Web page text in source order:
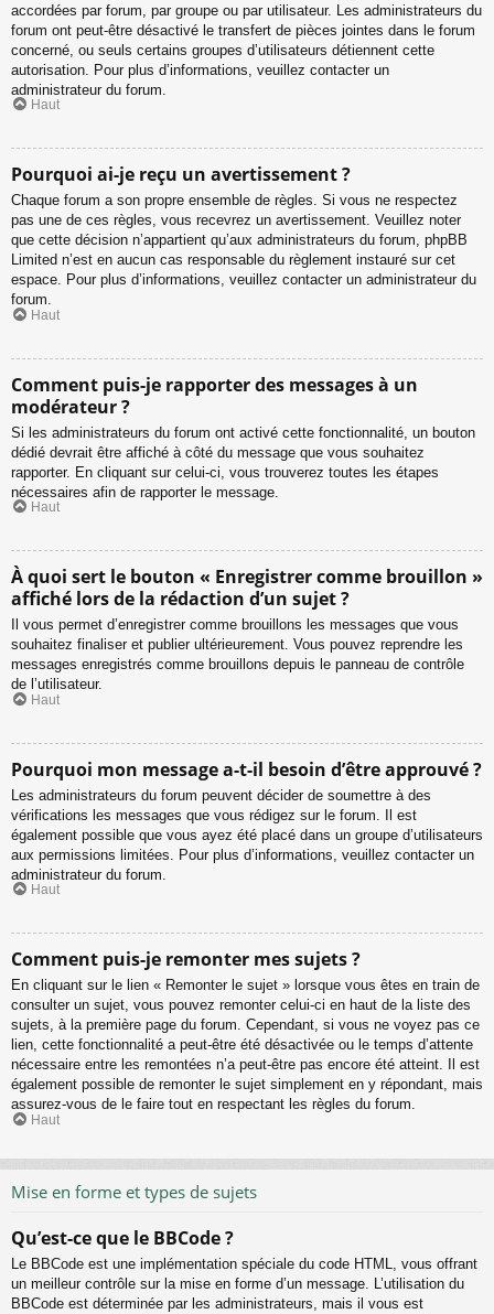
accordées par forum, par groupe ou par utilisateur. Les administrateurs du
forum ont peut-être désactivé le transfert de pièces jointes dans le forum
concerné, ou seuls certains groupes d’utilisateurs détiennent cette
autorisation. Pour plus d’informations, veuillez contacter un
administrateur du forum.
Haut
Pourquoi ai-je reçu un avertissement ?
Chaque forum a son propre ensemble de règles. Si vous ne respectez
pas une de ces règles, vous recevrez un avertissement. Veuillez noter
que cette décision n’appartient qu’aux administrateurs du forum, phpBB
Limited n’est en aucun cas responsable du règlement instauré sur cet
espace. Pour plus d’informations, veuillez contacter un administrateur du
forum.
Haut
Comment puis-je rapporter des messages à un
modérateur ?
Si les administrateurs du forum ont activé cette fonctionnalité, un bouton
dédié devrait être affiché à côté du message que vous souhaitez
rapporter. En cliquant sur celui-ci, vous trouverez toutes les étapes
nécessaires afin de rapporter le message.
Haut
À quoi sert le bouton « Enregistrer comme brouillon »
affiché lors de la rédaction d’un sujet ?
Il vous permet d’enregistrer comme brouillons les messages que vous
souhaitez finaliser et publier ultérieurement. Vous pouvez reprendre les
messages enregistrés comme brouillons depuis le panneau de contrôle
de l’utilisateur.
Haut
Pourquoi mon message a-t-il besoin d’être approuvé ?
Les administrateurs du forum peuvent décider de soumettre à des
vérifications les messages que vous rédigez sur le forum. Il est
également possible que vous ayez été placé dans un groupe d’utilisateurs
aux permissions limitées. Pour plus d’informations, veuillez contacter un
administrateur du forum.
Haut
Comment puis-je remonter mes sujets ?
En cliquant sur le lien « Remonter le sujet » lorsque vous êtes en train de
consulter un sujet, vous pouvez remonter celui-ci en haut de la liste des
sujets, à la première page du forum. Cependant, si vous ne voyez pas ce
lien, cette fonctionnalité a peut-être été désactivée ou le temps d’attente
nécessaire entre les remontées n’a peut-être pas encore été atteint. Il est
également possible de remonter le sujet simplement en y répondant, mais
assurez-vous de le faire tout en respectant les règles du forum.
Haut
Mise en forme et types de sujets
Qu’est-ce que le BBCode ?
Le BBCode est une implémentation spéciale du code HTML, vous offrant
un meilleur contrôle sur la mise en forme d’un message. L’utilisation du
BBCode est déterminée par les administrateurs, mais il vous est